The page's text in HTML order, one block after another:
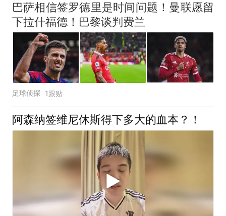
巴萨相信签罗德里是时间问题！曼联愿留
下拉什福德！巴黎谈判费兰
足球侦探 1跟贴
阿森纳签维尼休斯得下多大的血本？！